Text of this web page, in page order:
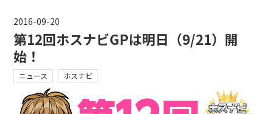
2016-09-20
第12回ホスナビGPは明日（9/21）開
始！
ニュース ホスナビ